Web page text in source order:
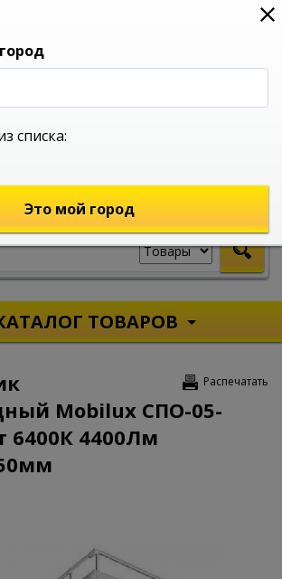
0
ИНТЕРНЕТ МАГАЗИН
ТОВАРОВ
Распечатать
Mobilux СПО-05-
6400К 4400Лм
списка:
Это мой город